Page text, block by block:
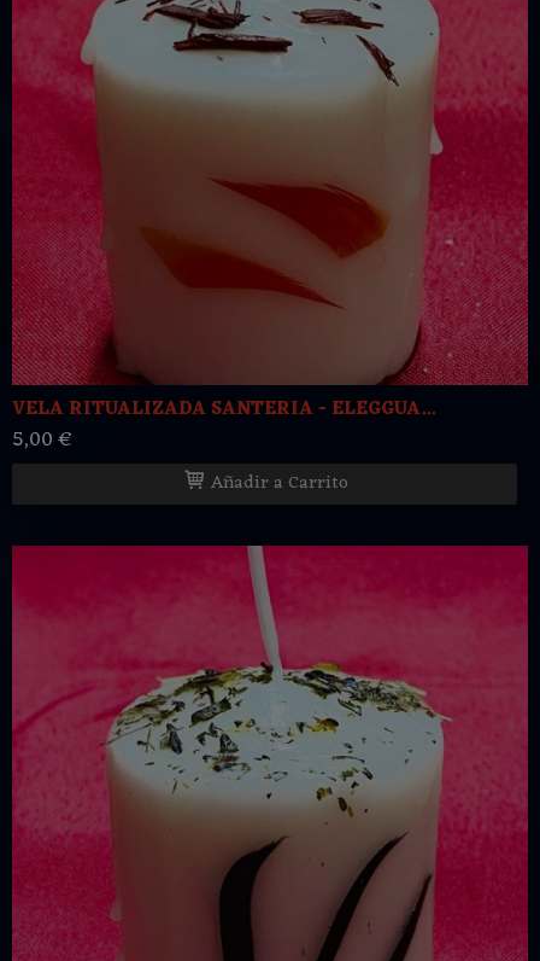
VELA RITUALIZADA SANTERIA - ELEGGUA...
5,00 €
Añadir a Carrito